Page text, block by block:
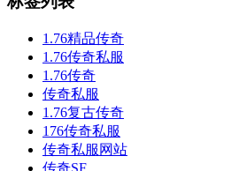
1.76精品传奇
1.76传奇私服
1.76传奇
传奇私服
1.76复古传奇
176传奇私服
传奇私服网站
传奇SF